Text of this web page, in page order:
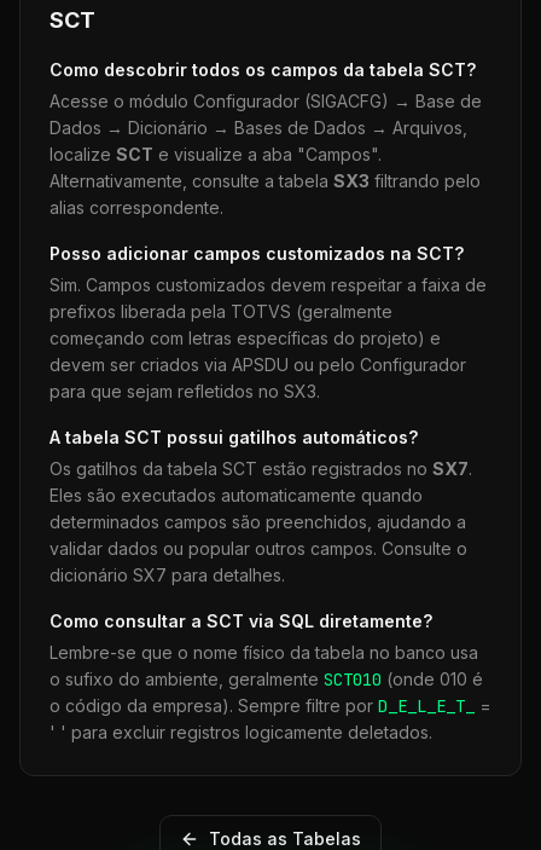
SCT
Como descobrir todos os campos da tabela SCT?
Acesse o módulo Configurador (SIGACFG) → Base de
Dados → Dicionário → Bases de Dados → Arquivos,
localize SCT e visualize a aba "Campos".
Alternativamente, consulte a tabela SX3 filtrando pelo
alias correspondente.
Posso adicionar campos customizados na SCT?
Sim. Campos customizados devem respeitar a faixa de
prefixos liberada pela TOTVS (geralmente
começando com letras específicas do projeto) e
devem ser criados via APSDU ou pelo Configurador
para que sejam refletidos no SX3.
A tabela SCT possui gatilhos automáticos?
Os gatilhos da tabela SCT estão registrados no SX7.
Eles são executados automaticamente quando
determinados campos são preenchidos, ajudando a
validar dados ou popular outros campos. Consulte o
dicionário SX7 para detalhes.
Como consultar a SCT via SQL diretamente?
Lembre-se que o nome físico da tabela no banco usa
o sufixo do ambiente, geralmente SCT010 (onde 010 é
o código da empresa). Sempre filtre por D_E_L_E_T_
=
' ' para excluir registros logicamente deletados.
Todas as Tabelas